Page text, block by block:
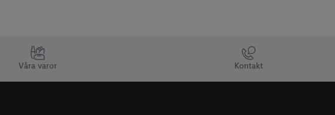
Våra varor Kontakt